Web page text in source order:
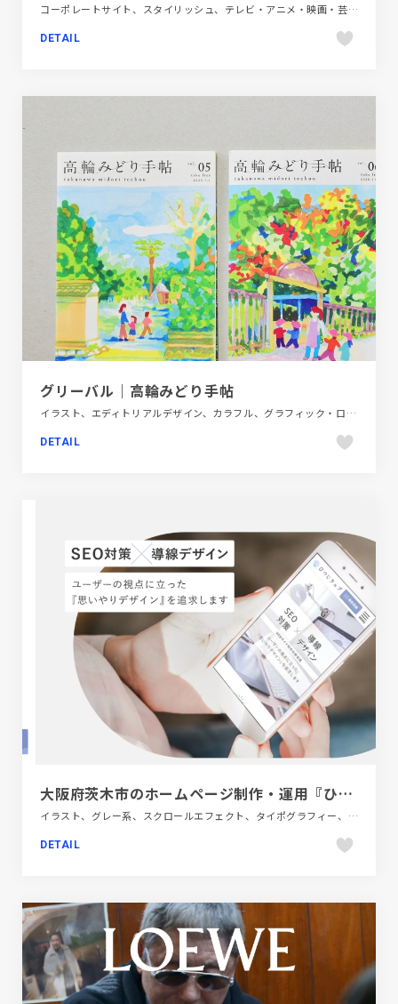
コーポレートサイト、スタイリッシュ、テレビ・アニメ・映画・芸能、デザイン・アート・音楽・文芸、ブルー系、ポップ、動画が流れる
DETAIL
グリーバル｜高輪みどり手帖
イラスト、エディトリアルデザイン、カラフル、グラフィック・ロゴ、デザイン・アート・音楽・文芸、ホワイト系、地域・団体・活動
DETAIL
大阪府茨木市のホームページ制作・運用『ひつじウェブ』個人WEBデザイナー
イラスト、グレー系、スクロールエフェクト、タイポグラフィー、デザイン・アート・音楽・文芸、フラットデザイン、ブルー系、ポートフォリオ
DETAIL